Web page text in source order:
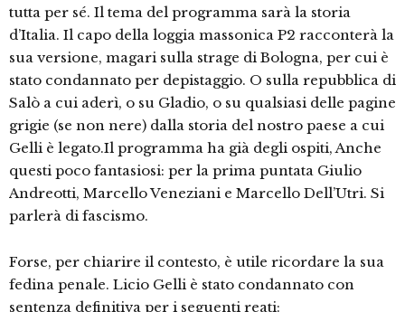
tutta per sé. Il tema del programma sarà la storia
d’Italia. Il capo della loggia massonica P2 racconterà la
sua versione, magari sulla strage di Bologna, per cui è
stato condannato per depistaggio. O sulla repubblica di
Salò a cui aderì, o su Gladio, o su qualsiasi delle pagine
grigie (se non nere) dalla storia del nostro paese a cui
Gelli è legato.Il programma ha già degli ospiti, Anche
questi poco fantasiosi: per la prima puntata Giulio
Andreotti, Marcello Veneziani e Marcello Dell’Utri. Si
parlerà di fascismo.
Forse, per chiarire il contesto, è utile ricordare la sua
fedina penale. Licio Gelli è stato condannato con
sentenza definitiva per i seguenti reati: